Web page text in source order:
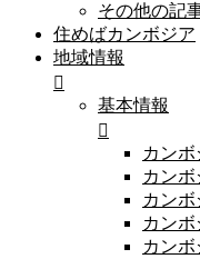
その他の記
住めばカンボジア
地域情報
基本情報
カン
カン
カン
カン
カン